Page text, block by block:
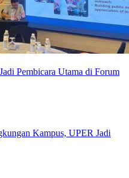
Pembicara Utama di Forum
Kampus, UPER Jadi